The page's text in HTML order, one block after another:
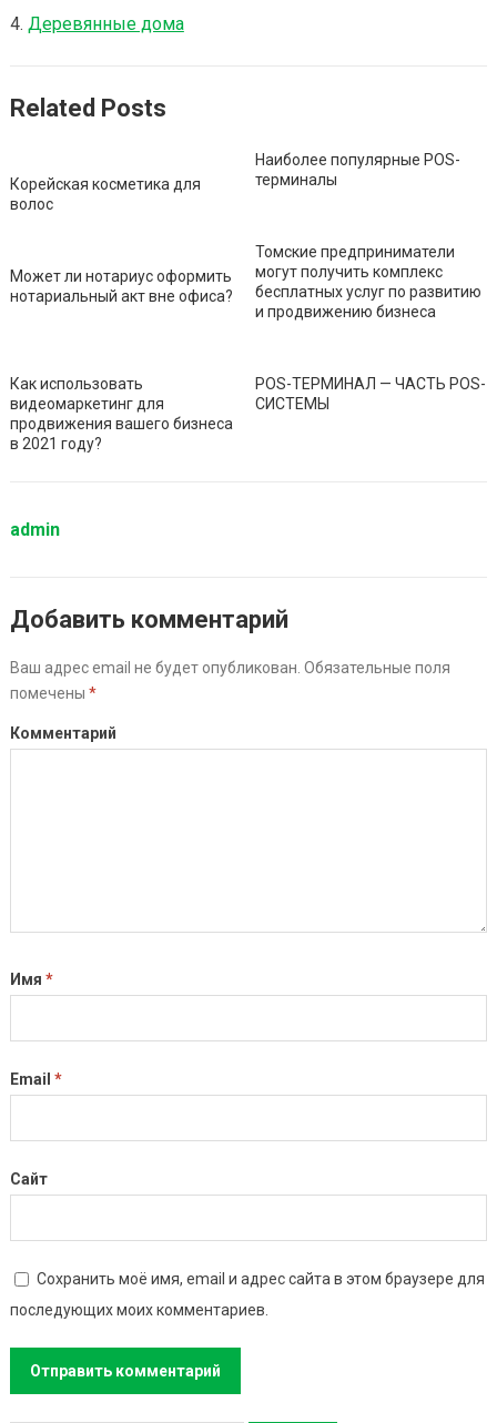
Деревянные дома
Related Posts
Корейская косметика для
волос
Наиболее популярные POS-
терминалы
Может ли нотариус оформить
нотариальный акт вне офиса?
Томские предприниматели
могут получить комплекс
бесплатных услуг по развитию
и продвижению бизнеса
Как использовать
видеомаркетинг для
продвижения вашего бизнеса
в 2021 году?
POS-ТЕРМИНАЛ — ЧАСТЬ POS-
СИСТЕМЫ
admin
Добавить комментарий
Ваш адрес email не будет опубликован. Обязательные поля
помечены *
Комментарий
Имя *
Email *
Сайт
Сохранить моё имя, email и адрес сайта в этом браузере для
последующих моих комментариев.